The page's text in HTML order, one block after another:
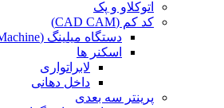
اتوکلاو و پک
کد کم (CAD CAM)
دستگاه میلینگ (Milling Machine)
اسکنر ها
لابراتواری
داخل دهانی
پرینتر سه بعدی